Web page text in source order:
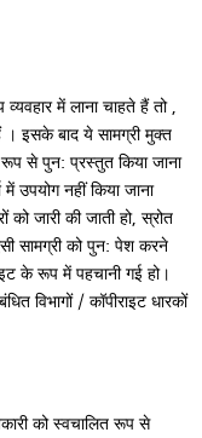
में लाना चाहते हैं तो ,
इसके बाद ये सामग्री मुक्त
रूप से पुन: प्रस्तुत किया जाना
उपयोग नहीं किया जाना
को जारी की जाती हो, स्रोत
सामग्री को पुन: पेश करने
के रूप में पहचानी गई हो।
विभागों / कॉपीराइट धारकों
को स्वचालित रूप से